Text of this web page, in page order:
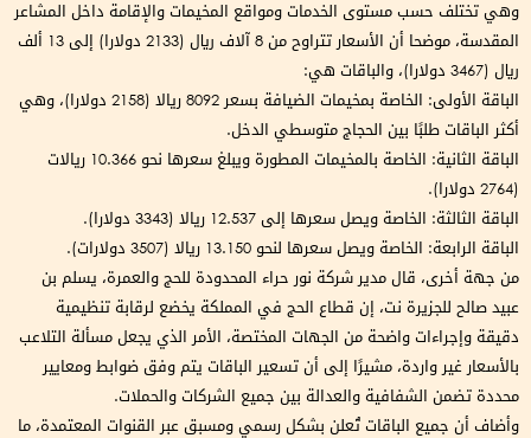
وهي تختلف حسب مستوى الخدمات ومواقع المخيمات والإقامة داخل المشاعر
المقدسة، موضحا أن الأسعار تتراوح من 8 آلاف ريال (2133 دولارا) إلى 13 ألف
ريال (3467 دولارا)، والباقات هي:
الباقة الأولى: الخاصة بمخيمات الضيافة بسعر 8092 ريالا (2158 دولارا)، وهي
أكثر الباقات طلبًا بين الحجاج متوسطي الدخل.
الباقة الثانية: الخاصة بالمخيمات المطورة ويبلغ سعرها نحو 10.366 ريالات
(2764 دولارا).
الباقة الثالثة: الخاصة ويصل سعرها إلى 12.537 ريالا (3343 دولارا).
الباقة الرابعة: الخاصة ويصل سعرها لنحو 13.150 ريالا (3507 دولارات).
من جهة أخرى، قال مدير شركة نور حراء المحدودة للحج والعمرة، يسلم بن
عبيد صالح للجزيرة نت، إن قطاع الحج في المملكة يخضع لرقابة تنظيمية
دقيقة وإجراءات واضحة من الجهات المختصة، الأمر الذي يجعل مسألة التلاعب
بالأسعار غير واردة، مشيرًا إلى أن تسعير الباقات يتم وفق ضوابط ومعايير
محددة تضمن الشفافية والعدالة بين جميع الشركات والحملات.
وأضاف أن جميع الباقات تُعلن بشكل رسمي ومسبق عبر القنوات المعتمدة، ما